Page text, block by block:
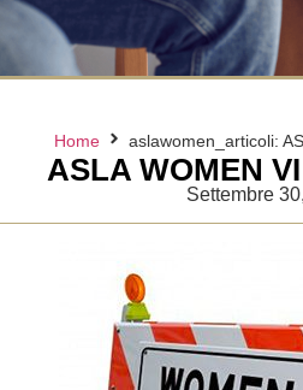
Home aslawomen_articoli:
ASLA WOMEN
Settembre